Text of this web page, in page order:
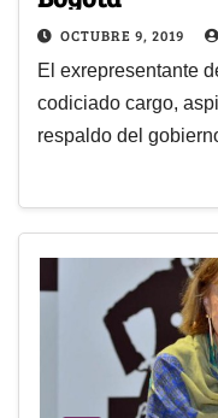
OCTUBRE 9, 2019
El exrepresentante
codiciado cargo,
respaldo del